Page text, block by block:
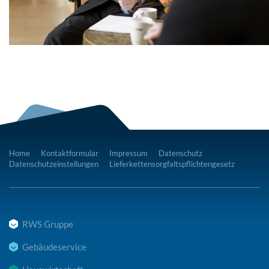
Home Kontaktformular Impressum
Datenschutz
Datenschutzeinstellungen
Lieferkettensorgfaltspflichtengesetz
RWS Gruppe
Gebäudeservice